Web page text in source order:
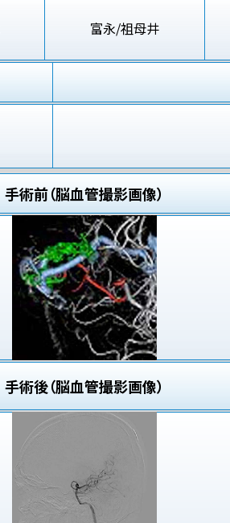
富永/祖母井
手術前（脳血管撮影画像）
手術後（脳血管撮影画像）